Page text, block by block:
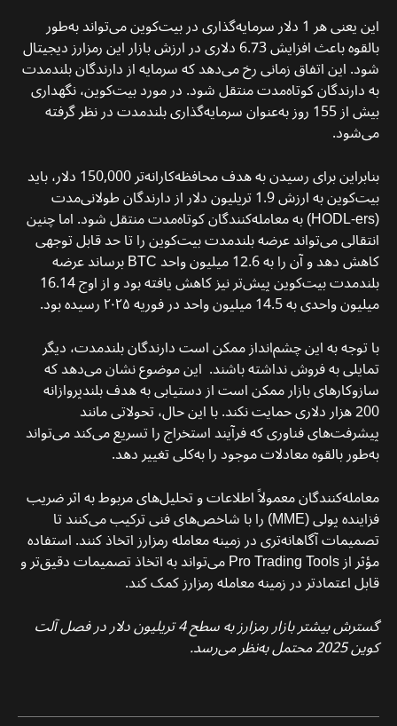
این یعنی هر 1 دلار سرمایه‌گذاری در بیت‌کوین می‌تواند به‌طور
بالقوه باعث افزایش 6.73 دلاری در ارزش بازار این رمزارز دیجیتال
شود. این اتفاق زمانی رخ می‌دهد که سرمایه از دارندگان بلندمدت
به دارندگان کوتاه‌مدت منتقل شود. در مورد بیت‌کوین، نگهداری
بیش از 155 روز به‌عنوان سرمایه‌گذاری بلندمدت در نظر گرفته
می‌شود.
بنابراین برای رسیدن به هدف محافظه‌کارانه‌تر 150,000 دلار، باید
بیت‌کوین به ارزش 1.9 تریلیون دلار از دارندگان طولانی‌مدت
(HODL-ers) به معامله‌کنندگان کوتاه‌مدت منتقل شود. اما چنین
انتقالی می‌تواند عرضه بلندمدت بیت‌کوین را تا حد قابل توجهی
کاهش دهد و آن را به 12.6 میلیون واحد BTC برساند عرضه
بلندمدت بیت‌کوین پیش‌تر نیز کاهش یافته بود و از اوج 16.14
میلیون واحدی به 14.5 میلیون واحد در فوریه ۲۰۲۵ رسیده بود.
با توجه به این چشم‌انداز ممکن است دارندگان بلندمدت، دیگر
تمایلی به فروش نداشته باشند. این موضوع نشان می‌دهد که
سازوکارهای بازار ممکن است از دستیابی به هدف بلندپروازانه
200 هزار دلاری حمایت نکند. با این حال، تحولاتی مانند
پیشرفت‌های فناوری که فرآیند استخراج را تسریع می‌کند می‌‌تواند
به‌طور بالقوه معادلات موجود را به‌کلی تغییر دهد.
معامله‌کنندگان معمولاً اطلاعات و تحلیل‌های مربوط به اثر ضریب
فزاینده پولی (MME) را با شاخص‌های فنی ترکیب می‌کنند تا
تصمیمات آگاهانه‌تری در زمینه معامله رمزارز اتخاذ کنند. استفاده
مؤثر از Pro Trading Tools می‌تواند به اتخاذ تصمیمات دقیق‌تر و
قابل اعتمادتر در زمینه معامله رمزارز کمک کند.
گسترش بیشتر بازار رمزارز به سطح 4 تریلیون دلار در فصل آلت
کوین 2025 محتمل به‌نظر می‌رسد.